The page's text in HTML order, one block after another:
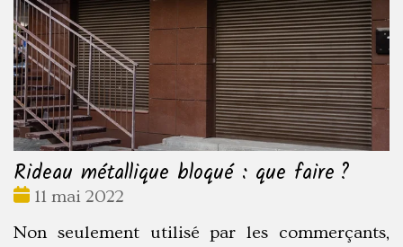
Rideau métallique bloqué : que faire ?
Date
11 mai 2022
Non seulement utilisé par les commerçants,